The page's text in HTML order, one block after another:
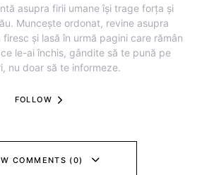
asupra firii umane își trage forța și
Muncește ordonat, revine asupra
și lasă în urmă pagini care rămân
le-ai închis, gândite să te pună pe
nu doar să te informeze.
FOLLOW
COMMENTS (0)